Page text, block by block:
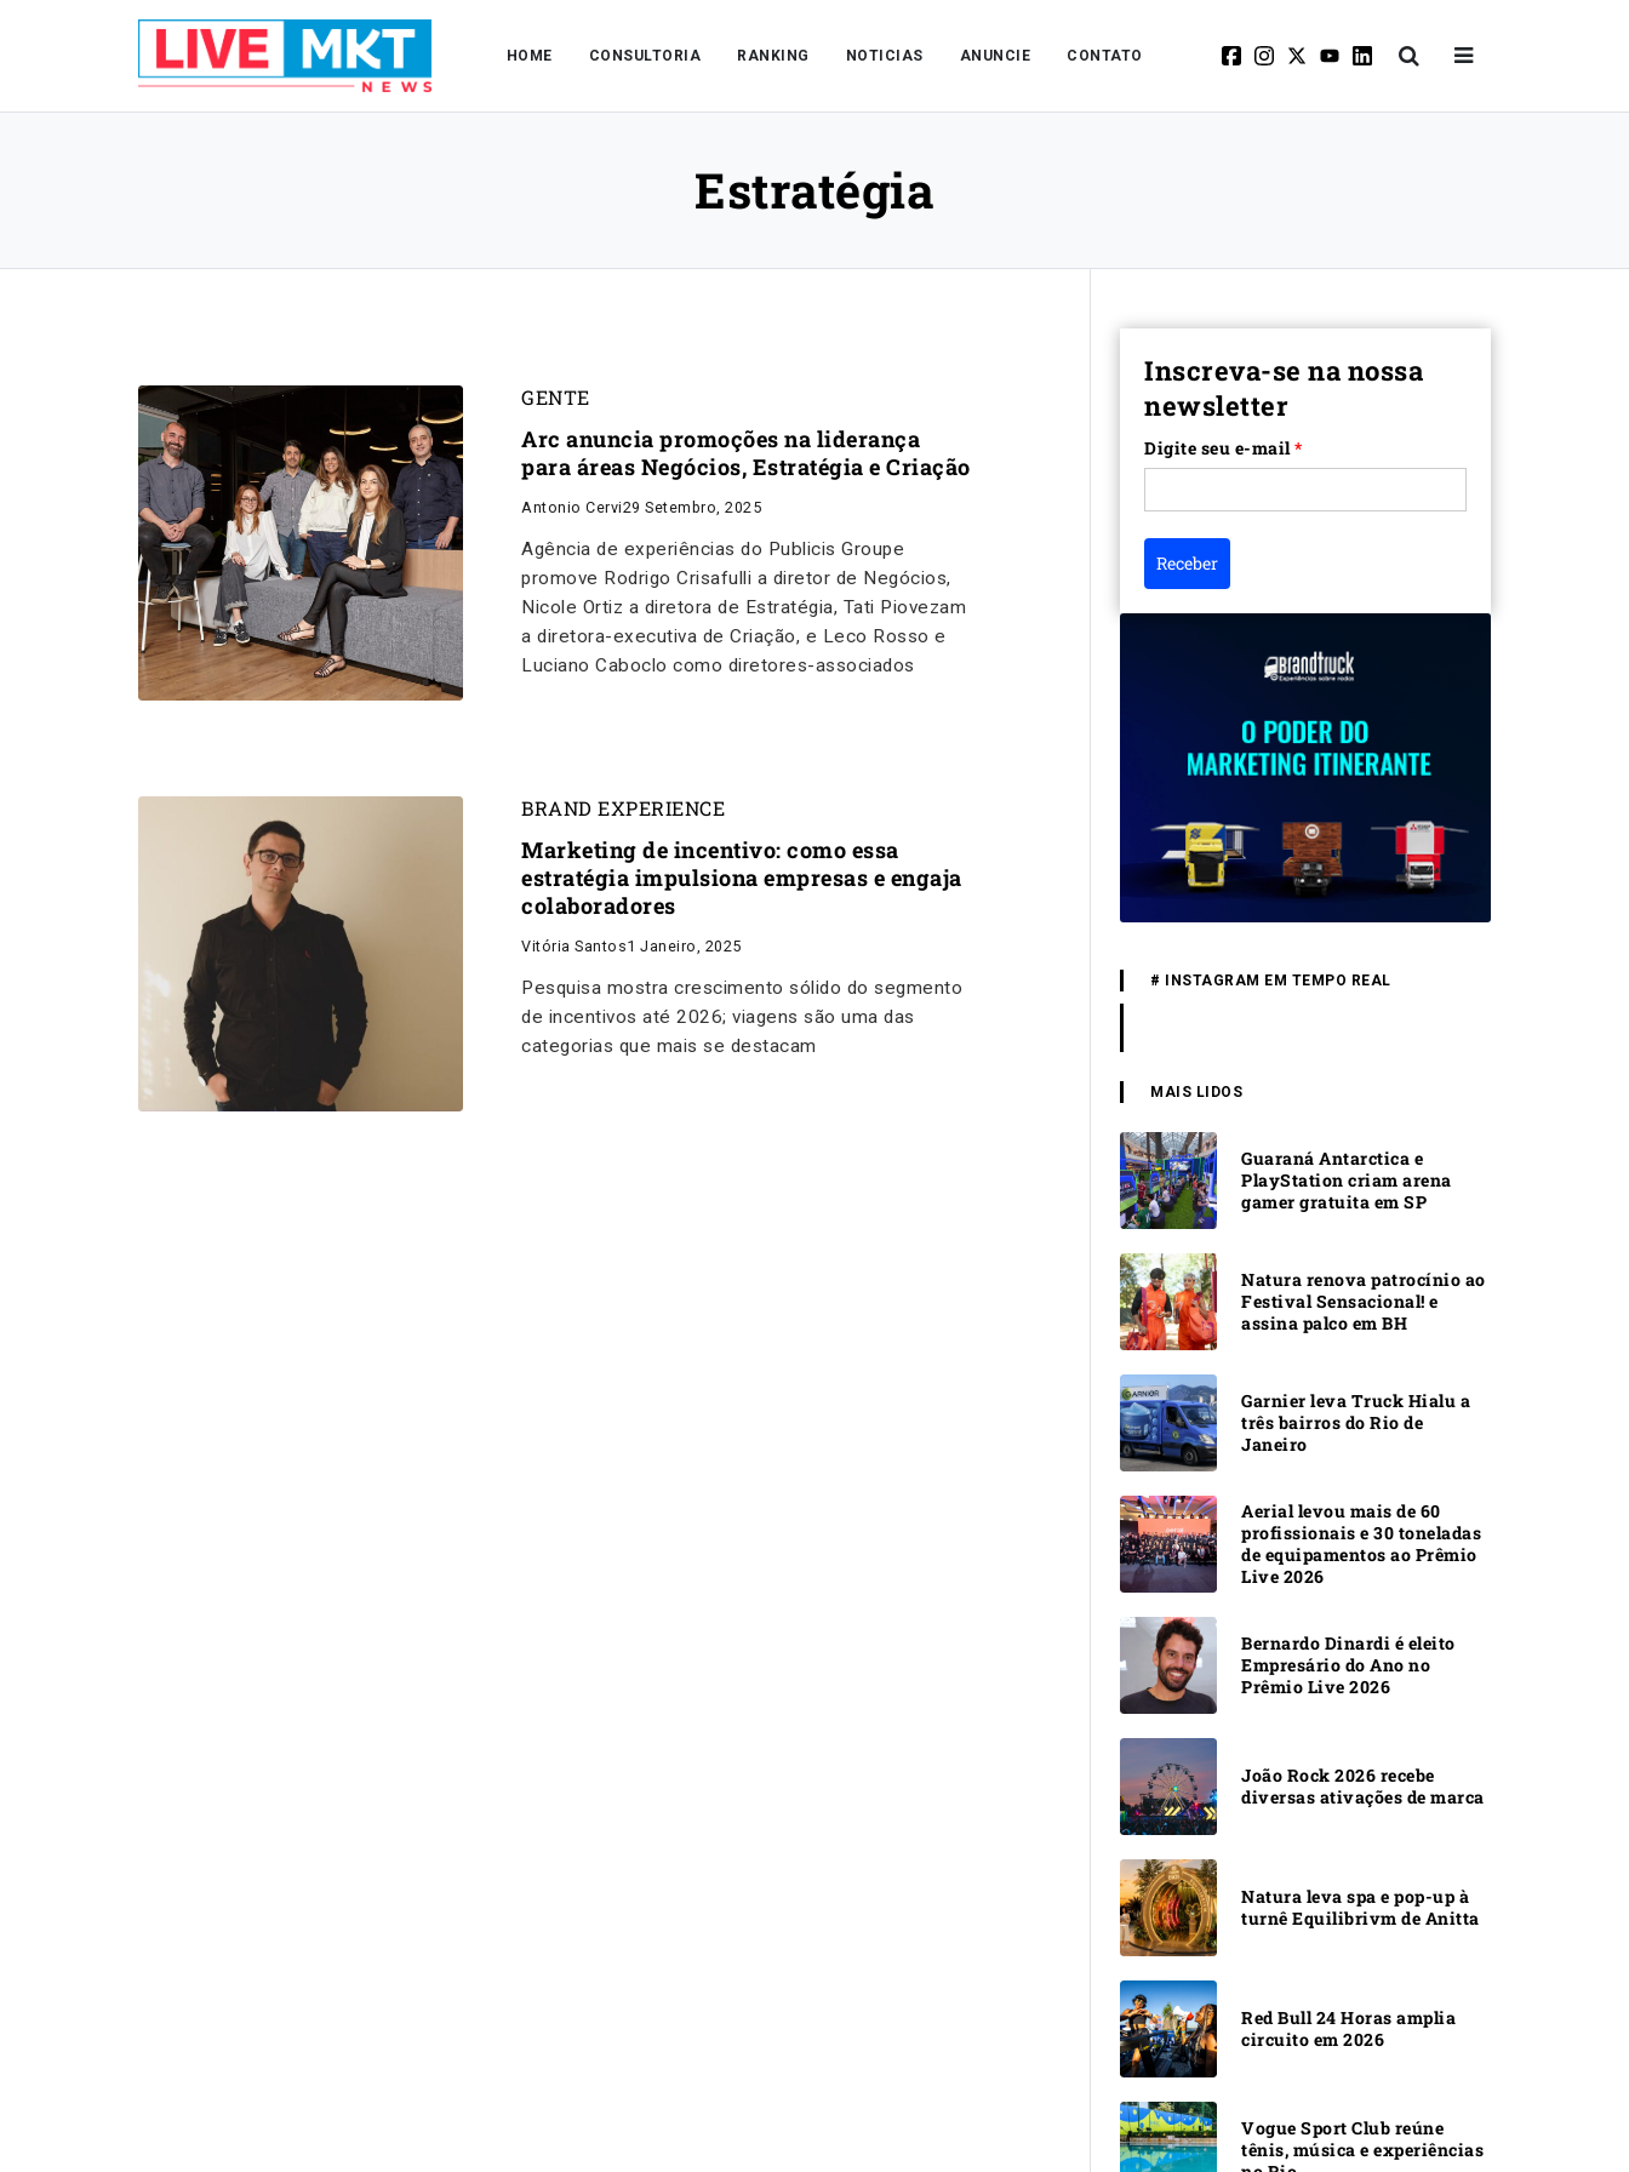
HOME CONSULTORIA RANKING NOTICIAS ANUNCIE CONTATO
Estratégia
GENTE
Arc anuncia promoções na liderança
para áreas Negócios, Estratégia e Criação
Antonio Cervi29 Setembro, 2025
Agência de experiências do Publicis Groupe
promove Rodrigo Crisafulli a diretor de Negócios,
Nicole Ortiz a diretora de Estratégia, Tati Piovezam
a diretora-executiva de Criação, e Leco Rosso e
Luciano Caboclo como diretores-associados
BRAND EXPERIENCE
Marketing de incentivo: como essa
estratégia impulsiona empresas e engaja
colaboradores
Vitória Santos1 Janeiro, 2025
Pesquisa mostra crescimento sólido do segmento
de incentivos até 2026; viagens são uma das
categorias que mais se destacam
Inscreva-se na nossa
newsletter
Digite seu e-mail*
Receber
# INSTAGRAM EM TEMPO REAL
MAIS LIDOS
Guaraná Antarctica e
PlayStation criam arena
gamer gratuita em SP
Natura renova patrocínio ao
Festival Sensacional! e
assina palco em BH
Garnier leva Truck Hialu a
três bairros do Rio de
Janeiro
Aerial levou mais de 60
profissionais e 30 toneladas
de equipamentos ao Prêmio
Live 2026
Bernardo Dinardi é eleito
Empresário do Ano no
Prêmio Live 2026
João Rock 2026 recebe
diversas ativações de marca
Natura leva spa e pop-up à
turnê Equilibrivm de Anitta
Red Bull 24 Horas amplia
circuito em 2026
Vogue Sport Club reúne
tênis, música e experiências